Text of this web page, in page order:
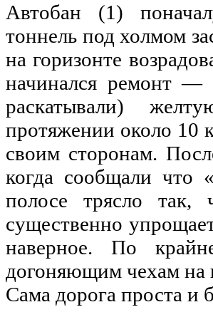
Автобан (1)
тоннель под холмом
на горизонте
начинался ремонт —
раскатывали)
протяжении около 10
своим сторонам.
когда сообщали что
полосе трясло так,
существенно
наверное. По
догоняющим чехамна
Сама дорога проста и